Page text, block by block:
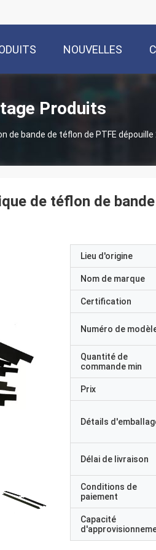
NOUVELLES
Produits
de bande de téflon de PTFE
de téflon de
Lieu d'origine
Nom de marque
Certification
Numéro de
Quantité de
commande min
Prix
Détails
Délai de livraison
Conditions de
paiement
Capacité